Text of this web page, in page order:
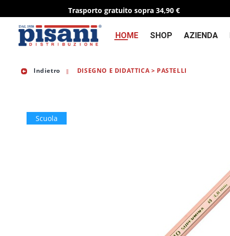
Trasporto gratuito sopra 34,90 €
HOME SHOP AZIENDA
Indietro DISEGNO E DIDATTICA > PASTELLI
Scuola